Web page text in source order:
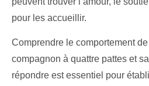
pour les accueillir.
Comprendre le comportement
compagnon à quattre pattes et
répondre est essentiel pour